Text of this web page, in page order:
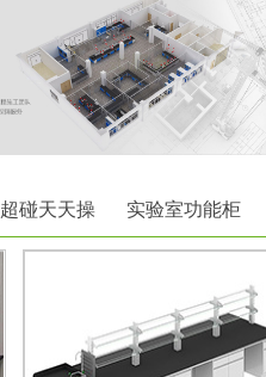
超碰天天操 实验室功能柜